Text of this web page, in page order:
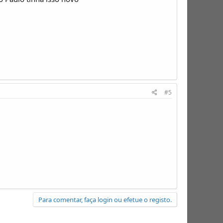
#5
Para comentar, faça login ou efetue o registo.